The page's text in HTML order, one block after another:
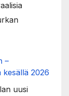
–
kesällä 2026
uusi